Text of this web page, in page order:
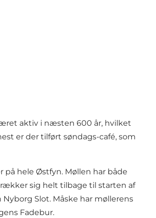
aktiv i næsten 600 år, hvilket
er der tilført søndags-café, som
hele Østfyn. Møllen har både
sig helt tilbage til starten af
Nyborg Slot. Måske har møllerens
Fadebur.